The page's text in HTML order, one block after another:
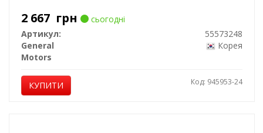
2 667 грн
сьогодні
Артикул:
55573248
General
Motors
Корея
КУПИТИ Код: 945953-24